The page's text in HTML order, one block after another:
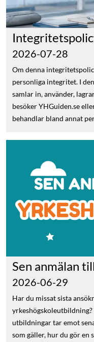
2026-07-28
Om denna integritetspolicy YHGuiden.se värnar om din personliga integritet. I denna integritetspolicy beskriver vi hur vi samlar in, använder, lagrar och delar personuppgifter när du besöker YHGuiden.se eller använder någon av våra tjänster. Vi behandlar bland annat personuppgifter för att: hjälpa dig att hitta yrkeshögskoleutbildningar och utbildningsanordnare hantera intresseanmälningar och andra förfrågningar förmedla kontakt mellan dig och relevanta utbildningsanordnare skicka information som du har efterfrågat administrera personliga funktioner, quiz och tester analysera och förbättra YHGuiden.se mäta och anpassa marknadsföring, förutsatt att du har samtyckt till detta Personuppgiftsansvarig Personuppgiftsansvarig för behandlingen av dina personuppgifter är: Framtidsutveckling Norden AB Organisationsnummer: 556873-3470 Östra Larmgatan 13 411 07 Göteborg E-post: info@framtidsutveckling.se Framtidsutveckling Norden AB benämns i denna policy som YHGuiden.se, Framtidsutveckling, vi eller oss. Vad omfattar policyn? Policyn gäller för personuppgifter som samlas in och behandlas genom YHGuiden.se samt de formulär, utskick, tester och tekniska system som är kopplade till webbplatsen. YHGuiden.se innehåller länkar till yrkeshögskolor, utbildningsanordnare, myndigheter och andra externa webbplatser. Vi ansvarar inte för hur dessa externa aktörer behandlar personuppgifter efter att du har lämnat YHGuiden.se eller lämnat uppgifter direkt till dem. När vi förmedlar en intresseanmälan till en utbildningsanordnare kan utbildningsanordnaren bli självständigt personuppgiftsansvarig för sin fortsatta behandling av uppgifterna. Du bör därför även läsa den aktuella utbildningsanordnarens integritetspolicy. Förklaring av centrala begrepp Personuppgifter Personuppgifter är all information som direkt eller indirekt kan kopplas till en levande fysisk person. Det kan exempelvis vara: namn e-postadress telefonnummer adress och ort IP-adress utbildningsintressen uppgifter i en intresseanmälan val och användarbeteende meddelanden tekniska identifierare Behandling av personuppgifter Behandling är all hantering av personuppgifter, exempelvis insamling, registrering, lagring, användning, överföring, sammanställning, ändring och radering. Personuppgiftsansvarig Personuppgiftsansvarig är den organisation som bestämmer varför och hur personuppgifter ska behandlas. Personuppgiftsbiträde Ett personuppgiftsbiträde är en leverantör som behandlar personuppgifter för vår räkning och enligt våra instruktioner. Vilka personuppgifter samlar vi in? Vilka uppgifter vi behandlar beror på hur du använder YHGuiden.se. Uppgifter i intresseanmälningar När du skickar in en intresseanmälan eller förfrågan kan vi samla in: förnamn och efternamn e-postadress telefonnummer vilken utbildning eller utbildningsanordnare du är intresserad av önskad studieort, studieform eller studiestart tidpunkt för intresseanmälan uppgifter som du själv lämnar i ett fritextfält IP-adress Du bör inte lämna känsliga personuppgifter, exempelvis uppgifter om hälsa, etniskt ursprung, religion, politiska åsikter eller sexuell läggning, i våra fritextfält. Uppgifter om företagskontakter Om du representerar en yrkeshögskola, utbildningsanordnare, leverantör eller annan samarbetspartner kan vi behandla: namn befattning företags- eller organisationsnamn organisationsnummer e-postadress telefonnummer information om utbildningar affärsrelaterad kommunikation och anteckningar Uppgifter som samlas in automatiskt När du besöker YHGuiden.se kan vi, beroende på dina cookieinställningar, samla in: IP-adress typ av webbläsare operativsystem typ av dator, mobiltelefon eller annan enhet cookieidentifierare och liknande tekniska identifierare besökta sidor klick och interaktioner på webbplatsen datum och tid för besöket hänvisande webbplats, sökmotor eller annons ungefärlig geografisk information händelser som exempelvis en genomförd intresseanmälan Även tekniska identifierare och information om användarbeteende kan utgöra personuppgifter enligt dataskyddslagstiftningen. Varför behandlar vi personuppgifter? För att hantera intresseanmälningar När du skickar in en intresseanmälan behandlar vi uppgifterna för att: registrera din förfrågan förmedla den till den utbildningsanordnare som du har valt ge dig information om den aktuella utbildningen kontakta dig med anledning av ditt intresse följa upp att förfrågan har tagits emot föreslå andra utbildningar som
Sen anmälan
2026-06-29
Har du missat sista
utbildningar tar emot
som gäller, hur du gör en